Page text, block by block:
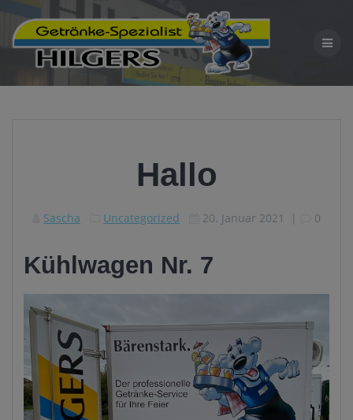
Inhalt
springen
Hallo
Sascha Uncategorized 20. Januar 2021 | 0
Kühlwagen Nr. 7